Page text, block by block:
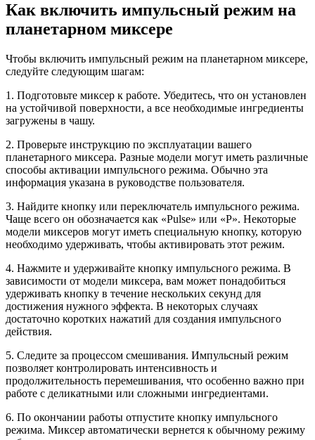
Как включить импульсный режим на
планетарном миксере
Чтобы включить импульсный режим на планетарном миксере,
следуйте следующим шагам:
1. Подготовьте миксер к работе. Убедитесь, что он установлен
на устойчивой поверхности, а все необходимые ингредиенты
загружены в чашу.
2. Проверьте инструкцию по эксплуатации вашего
планетарного миксера. Разные модели могут иметь различные
способы активации импульсного режима. Обычно эта
информация указана в руководстве пользователя.
3. Найдите кнопку или переключатель импульсного режима.
Чаще всего он обозначается как «Pulse» или «P». Некоторые
модели миксеров могут иметь специальную кнопку, которую
необходимо удерживать, чтобы активировать этот режим.
4. Нажмите и удерживайте кнопку импульсного режима. В
зависимости от модели миксера, вам может понадобиться
удерживать кнопку в течение нескольких секунд для
достижения нужного эффекта. В некоторых случаях
достаточно коротких нажатий для создания импульсного
действия.
5. Следите за процессом смешивания. Импульсный режим
позволяет контролировать интенсивность и
продолжительность перемешивания, что особенно важно при
работе с деликатными или сложными ингредиентами.
6. По окончании работы отпустите кнопку импульсного
режима. Миксер автоматически вернется к обычному режиму